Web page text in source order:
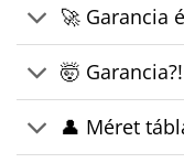
🚀 Garancia
🤯 Garancia?!
👤 Méret